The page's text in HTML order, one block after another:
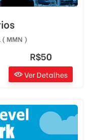
MMN )
R$50
Ver Detalhes